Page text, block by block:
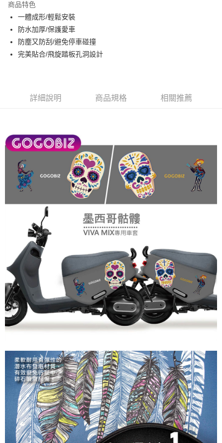
街口支付
悠遊付
全盈+PAY
【關於「AFTEE先享後付」】
AFTEE先享後付是「在收到商品之後才付款」的支付方式。 讓您購物簡單
３．安心：先確認商品／服務後，再付款。
【「AFTEE先享後付」結帳流程】
１．於結帳方式選擇「AFTEE先享後付」後，將跳轉至「AFTEE先享後付」
結帳頁面，進行簡訊認證並確認金額後，即可完成結帳。
２．訂單成立數日內，您將收到繳費通知簡訊。
３．收到繳費通知簡訊後14天內，點擊此簡訊中的連結，可透過四大超商／
ATM／網路銀行／等多元方式進行付款，方視為交易完成。
※ 請注意：結帳手續完成當下不需立刻繳費，但若您需要取消訂單，請聯絡
購買商品的店家。未經商家同意取消之訂單仍視為有效，需透過AFTEE先享
後付繳納相關費用。
※ 交易是否成功請以「AFTEE先享後付 」之結帳頁面顯示為準，若有關於
是否繳費成功／繳費後需取消欲退款等相關疑問，請聯繫「AFTEE先享後付
客戶支援中心」
https://netprotections.freshdesk.com/support/home
【注意事項】
１．透過由恩沛科技股份有限公司提供之「AFTEE先享後付」服務完成之交
易，需依本服務之必要範圍內提供個人資料，並將交易相關給付款項請求債
權轉讓予恩沛科技股份有限公司。
２．關於個人資料處理事宜，請瀏覽以下網址：
https://aftee.tw/terms/#terms3
３．未成年的使用者請事先徵得法定代理人或監護人之同意方可使用
４．使用「AFTEE先享後付」時，將依據個別帳號之用戶狀況，依本公司即
時審查核予不同之上限額度；若仍有額度不足之情形，本公司將視審查結果
請求用戶進行身份認證。
５．嚴禁一人註冊多個帳號或使用他人資訊註冊。若發現惡意使用之情形，
恩沛科技股份有限公司將有權停止該用戶之使用額度並採取法律行動。
ATM付款
付款後全家取貨
每筆NT$60，滿NT$1,000(含以上)免運費
付款後7-11取貨
每筆NT$60，滿NT$1,000(含以上)免運費
宅配
每筆NT$110
免運費
商品特色
一體成形/輕鬆安裝
防水加厚/保護愛車
防塵又防刮/避免停車碰撞
完美貼合/飛旋踏板孔洞設計
詳細說明 商品規格 相關推薦